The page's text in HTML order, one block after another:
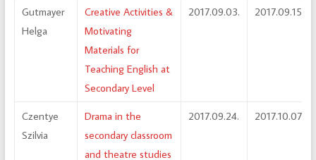
Gutmayer
Helga
Creative Activities &
Motivating
Materials for
Teaching English at
Secondary Level
2017.09.03. 2017.09.15.
Czentye
Szilvia
Drama in the
secondary classroom
and theatre studies
2017.09.24. 2017.10.07.